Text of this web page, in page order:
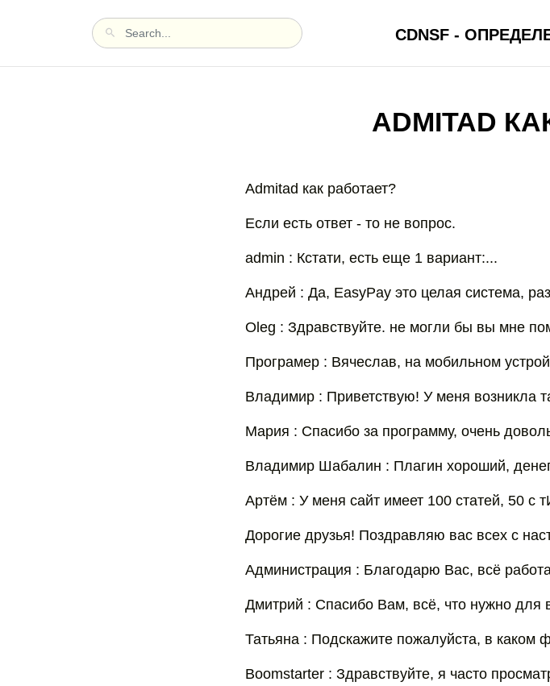
CDNSF -
ADMITAD
Admitad как работает?
Если есть ответ - то не вопрос.
admin : Кстати, есть еще 1 вариант:...
Андрей : Да, EasyPay это целая система,
Oleg : Здравствуйте. не могли бы вы мне
Програмер : Вячеслав, на мобильном
Владимир : Приветствую! У меня возникла
Мария : Спасибо за программу, очень
Владимир Шабалин : Плагин хороший,
Артём : У меня сайт имеет 100 статей, 50 с
Дорогие друзья! Поздравляю вас всех с
Администрация : Благодарю Вас, всё
Дмитрий : Спасибо Вам, всё, что нужно для
Татьяна : Подскажите пожалуйста, в каком
Boomstarter : Здравствуйте, я часто